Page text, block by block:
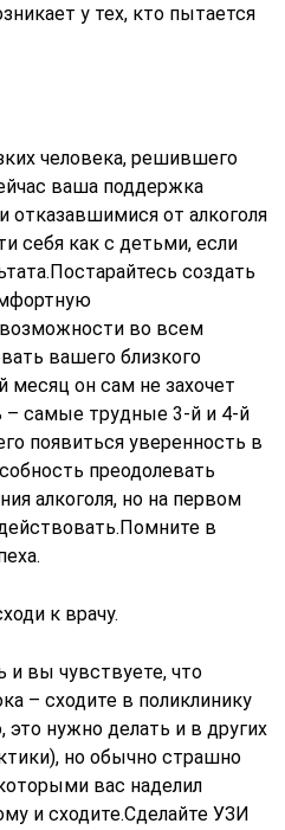
у тех, кто пытается
человека, решившего
ваша поддержка
от алкоголя
себя как с детьми, если
создать
во всем
вашего близкого
он сам не захочет
– самые трудные 3-й и 4-й
появиться уверенность в
преодолевать
алкоголя, но на первом
в
к врачу.
и вы чувствуете, что
– сходите в поликлинику
это нужно делать и в других
но обычно страшно
вас наделил
и сходите.Сделайте УЗИ